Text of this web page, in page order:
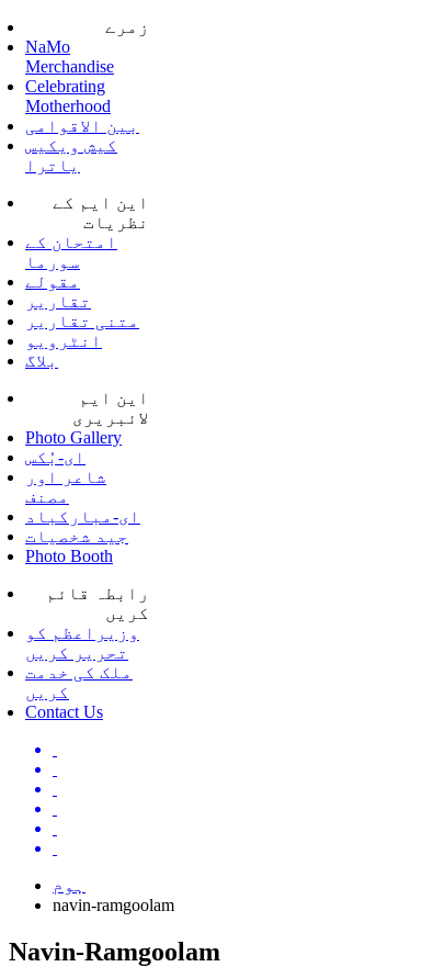
زمرے
NaMo
Merchandise
Celebrating
Motherhood
بین الاقوامی
کیش ویکیس
یاترا
این ایم کے
نظریات
امتحان کے
سورما
مقولے
تقاریر
متنی تقاریر
انٹرویو
بلاگ
این ایم
لائبریری
Photo Gallery
ای-بُکس
شاعر اور
مصنف
ای-مبارکباد
جید شخصیات
Photo Booth
رابطہ قائم
کریں
وزیراعظم کو
تحریر کریں
ملک کی خدمت
کریں
Contact Us
ہوم
navin-ramgoolam
Navin-Ramgoolam